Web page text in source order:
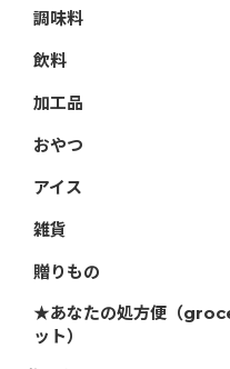
調味料
飲料
加工品
おやつ
アイス
雑貨
贈りもの
★あなたの処方便（
ット）